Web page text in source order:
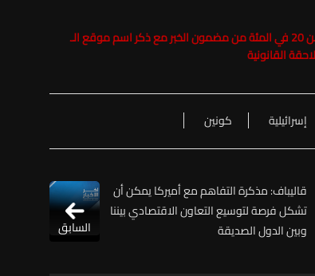
حفاظاً على حقوق الملكية الفكرية يرجى عدم نسخ ما يزيد عن 20 في المئة من مضمون الخبر مع ذكر اسم موقع الـ
إسرائيلية كونين
قاليباف: مذكرة التفاهم مع أميركا يمكن أن
تشكل فرصة لتوسيع التعاون الاقتصادي بيننا
وبين الدول الصديقة
السابق